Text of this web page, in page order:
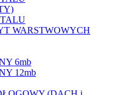
WARSTWOWYCH
6mb
12mb